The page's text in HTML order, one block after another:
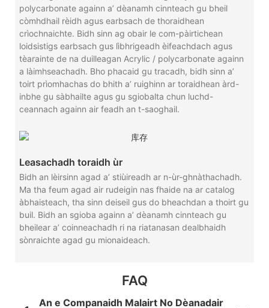
polycarbonate againn a’ dèanamh cinnteach gu bheil
còmhdhail rèidh agus earbsach de thoraidhean
crìochnaichte. Bidh sinn ag obair le com-pàirtichean
loidsistigs earbsach gus lìbhrigeadh èifeachdach agus
tèarainte de na duilleagan Acrylic / polycarbonate againn
a làimhseachadh. Bho phacaid gu tracadh, bidh sinn a’
toirt prìomhachas do bhith a’ ruighinn ar toraidhean àrd-
inbhe gu sàbhailte agus gu sgiobalta chun luchd-
ceannach againn air feadh an t-saoghail.
Leasachadh toraidh ùr
Bidh an lèirsinn agad a’ stiùireadh ar n-ùr-ghnàthachadh.
Ma tha feum agad air rudeigin nas fhaide na ar catalog
àbhaisteach, tha sinn deiseil gus do bheachdan a thoirt gu
buil. Bidh an sgioba againn a’ dèanamh cinnteach gu
bheilear a’ coinneachadh ri na riatanasan dealbhaidh
sònraichte agad gu mionaideach.
FAQ
An e Companaidh Malairt No Dèanadair